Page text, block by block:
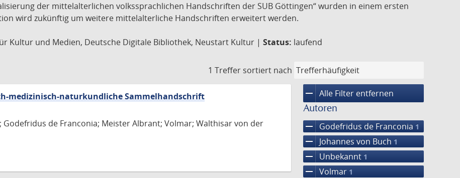
der mittelalterlichen volkssprachlichen Handschriften der SUB Göttingen“ wurden in einem ersten
wird zukünftig um weitere mittelalterliche Handschriften erweitert werden.
Kultur und Medien, Deutsche Digitale Bibliothek, Neustart Kultur | Status: laufend
1 Treffer sortiert nach
remove Alle Filter entfernen
Autoren
remove Godefridus de Franconia 1
remove Johannes von Buch 1
remove Unbekannt 1
remove Volmar 1
medizinisch-naturkundliche Sammelhandschrift
Godefridus de Franconia; Meister Albrant; Volmar; Walthisar von der